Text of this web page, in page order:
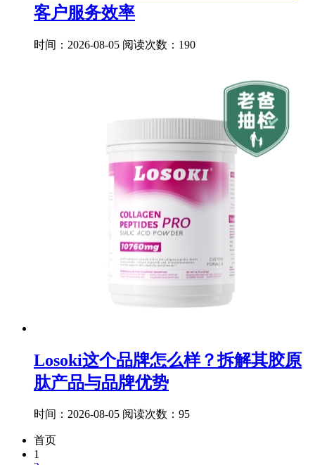
客户服务效率
时间：2026-08-05 阅读次数：190
Losoki这个品牌怎么样？拆解其胶原
肽产品与品牌优势
时间：2026-08-05 阅读次数：95
首页
1